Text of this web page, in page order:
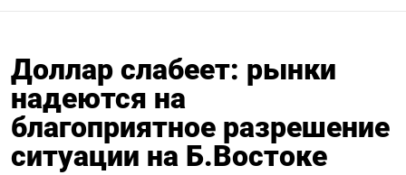
Доллар слабеет: рынки
надеются на
благоприятное разрешение
ситуации на Б.Востоке